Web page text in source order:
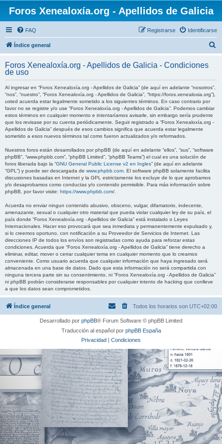
Foros Xenealoxía.org - Apellidos de Galicia
FAQ Identificarse
Registrarse
Índice general
c
Foros Xenealoxía.org - Apellidos de Galicia - Condiciones
de uso
Al ingresar en “Foros Xenealoxía.org - Apellidos de Galicia” (de aquí en adelante “nosotros”,
“nos”, “nuestro”, “Foros Xenealoxía.org - Apellidos de Galicia”, “https://foros.xenealoxia.org”),
usted acuerda estar legalmente sometido a los siguientes términos. En caso contrario por
favor no se registre y/o use “Foros Xenealoxía.org - Apellidos de Galicia”. Podemos cambiar
estos términos en cualquier momento e intentaríamos avisarle, sin embargo sería prudente
que los revisase por su cuenta periódicamente. Seguir registrado a “Foros Xenealoxía.org -
Apellidos de Galicia” después de esos cambios significa que acuerda estar legalmente
sometido a esos nuevos términos tal como fueron actualizados y/o reformados.
Nuestros foros están desarrollados por phpBB (de aquí en adelante “ellos”, “sus”, “software
phpBB”, “www.phpbb.com”, “phpBB Limited”, “phpBB Teams”) el cual es una solución de
foros liberada bajo la “GNU General Public License v2 en Ingles” (de aquí en adelante
“GPL”) y puede ser descargada de www.phpbb.com . El software phpBB solamente facilita
discusiones basadas en Internet y la GPL estrictamente los excluye de lo que aprobamos
y/o desaprobamos como conductas y/o contenido permisible. Para más información sobre
phpBB, por favor visite: https://www.phpbb.com/
Acuerda no enviar ningun contenido abusivo, obsceno, vulgar, difamatorio, indecente,
amenazante, sexual o cualquier otro material que pueda violar cualquier ley de su país, el
país donde “Foros Xenealoxía.org - Apellidos de Galicia” está instalado o Leyes
Internacionales. Hacer eso provocará que sea inmediata y permanentemente expulsado y,
si lo creemos oportuno, con notificación a su Proveedor de Servicios de Internet. Las
direcciones IP de todos los envíos son registradas como ayuda para reforzar estas
condiciones. Acuerda que “Foros Xenealoxía.org - Apellidos de Galicia” tiene derecho a
eliminar, editar, mover o cerrar cualquier tema en cualquier momento que lo creamos
conveniente. Como usuario acuerda que cualquier información que haya ingresado será
almacenada en una base de datos. Dado que esta información no será compartida con
ninguna tercera parte sin su consentimiento, ni “Foros Xenealoxía.org - Apellidos de Galicia”
ni phpBB podrán considerarse responsables por cualquier intento de hacking que conlleve
a que los datos sean comprometidos.
Índice general Todos los horarios son UTC+02:00
Desarrollado por phpBB® Forum Software © phpBB Limited
Traducción al español por phpBB España
Privacidad | Condiciones